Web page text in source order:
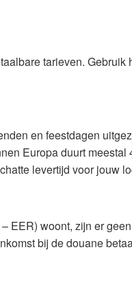
tarieven.
en feestdagen
Europa duurt
levertijd voor jouw
woont, zijn er
bij de douane